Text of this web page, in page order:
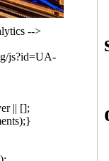
-->
js?id=UA-
|| [];